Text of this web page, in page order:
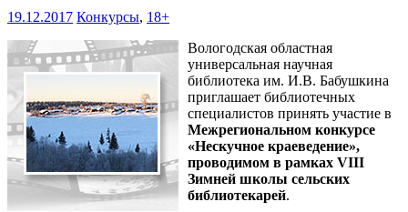
19.12.2017 Конкурсы, 18+
Вологодская областная
универсальная научная
библиотека им. И.В. Бабушкина
приглашает библиотечных
специалистов принять участие в
Межрегиональном конкурсе
«Нескучное краеведение»,
проводимом в рамках VIII
Зимней школы сельских
библиотекарей.